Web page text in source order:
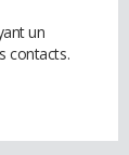
un
contacts.